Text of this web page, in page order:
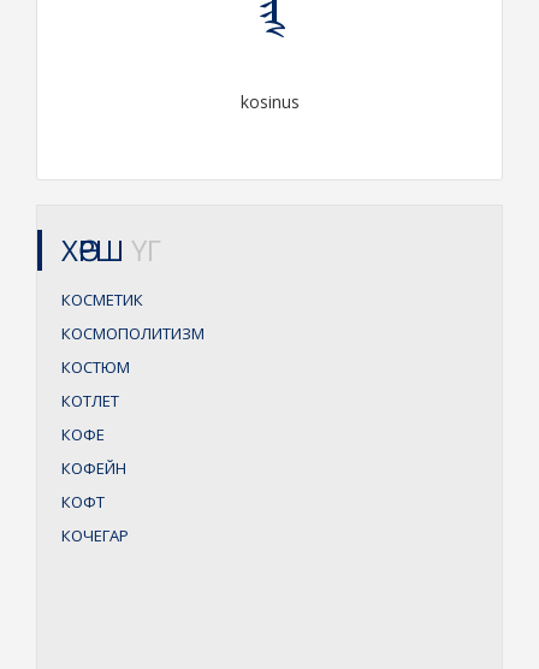
kosinus
ХӨРШ ҮГ
КОСМЕТИК
КОСМОПОЛИТИЗМ
КОСТЮМ
КОТЛЕТ
КОФЕ
КОФЕЙН
КОФТ
КОЧЕГАР